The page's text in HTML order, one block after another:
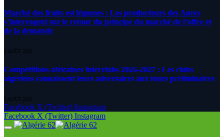
Marché des fruits est légumes : Les producteurs des Aures
s’interrogent sur le retour du principe du marché de l’offre et
de la demande
6 AOÛT 2026
Compétitions africaines interclubs 2026-2027 : Les clubs
algériens connaissent leurs adversaires aux tours préliminaires
6 AOÛT 2026
Facebook X (Twitter) Instagram
Facebook X (Twitter) Instagram